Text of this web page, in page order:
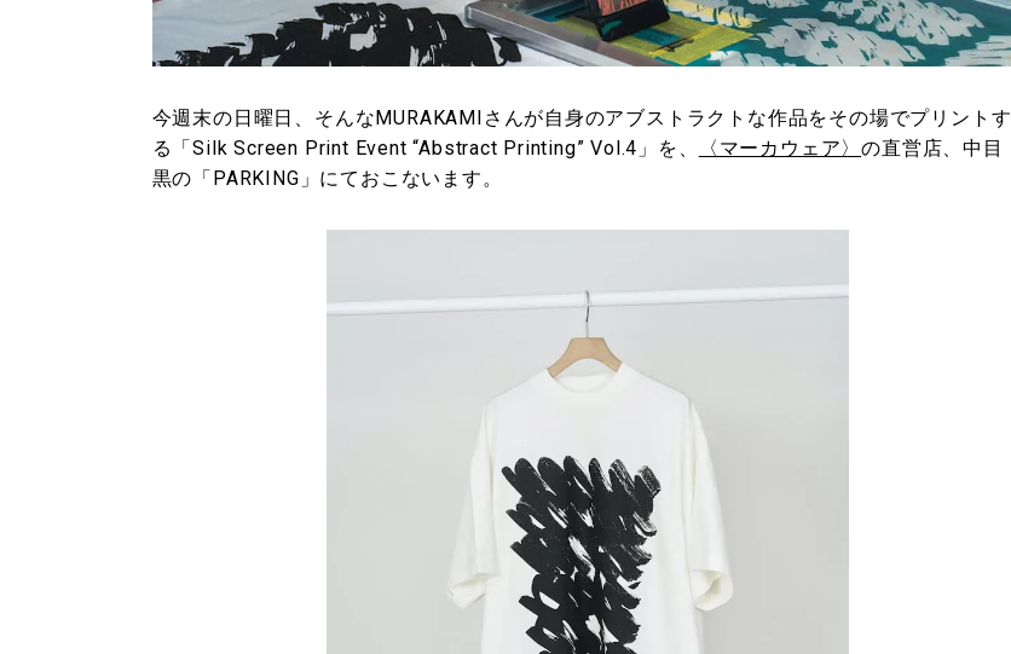
今週末の日曜日、そんなMURAKAMIさんが自身のアブストラクトな作品をその場でプリントす
る「Silk Screen Print Event “Abstract Printing” Vol.4」を、
〈マーカウェア〉の直営店、中目
黒の「PARKING」にておこないます。